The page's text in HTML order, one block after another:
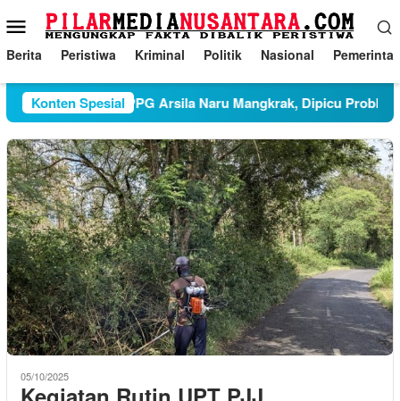
ke
konten
Menu
Mobile
Berita Peristiwa Kriminal Politik Nasional
Konten Spesial
Dua Bulan SPPG Arsila Naru Mangkrak, Dipicu Problem
05/10/2025